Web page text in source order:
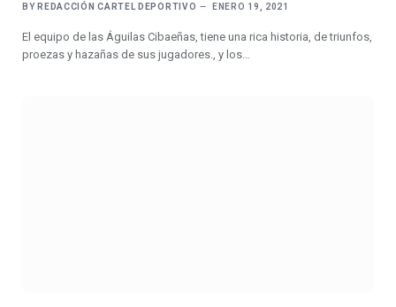
BY REDACCIÓN CARTEL DEPORTIVO ENERO 19, 2021
El equipo de las Águilas Cibaeñas, tiene una rica historia, de triunfos,
proezas y hazañas de sus jugadores., y los…